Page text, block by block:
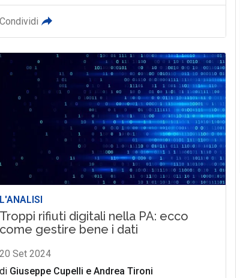
Condividi
L'ANALISI
Troppi rifiuti digitali nella PA: ecco
come gestire bene i dati
20 Set 2024
di Giuseppe Cupelli eAndrea Tironi